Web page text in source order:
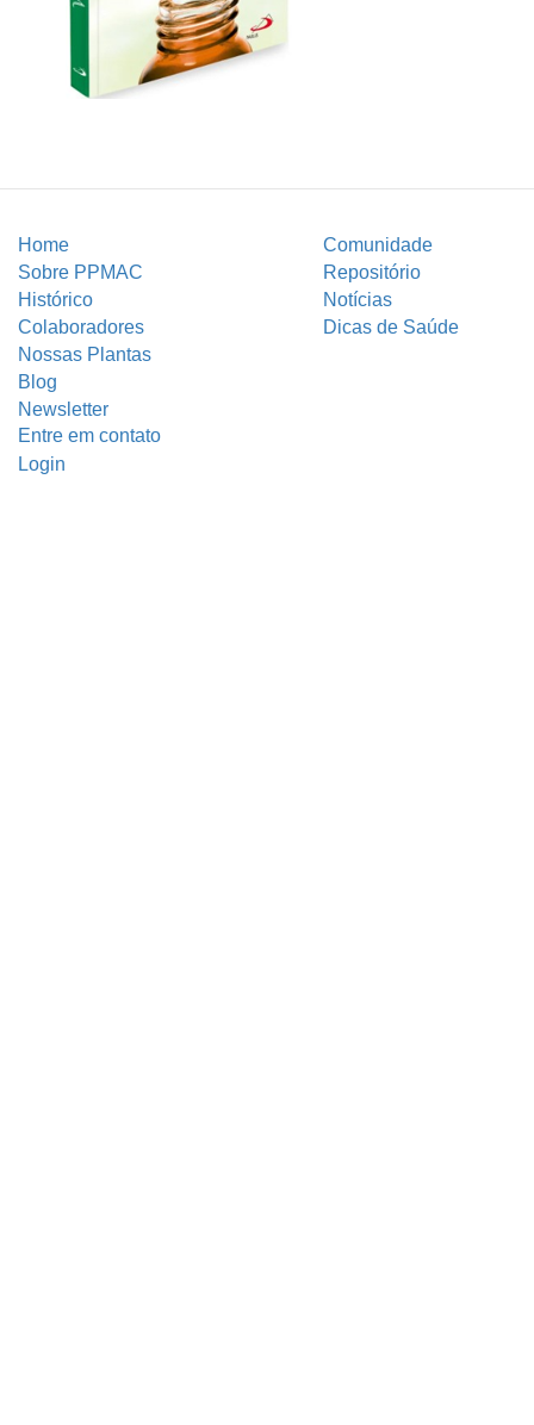
Home
Comunidade
Sobre PPMAC
Repositório
Histórico
Notícias
Colaboradores
Dicas de Saúde
Nossas Plantas
Blog
Newsletter
Entre em contato
Login